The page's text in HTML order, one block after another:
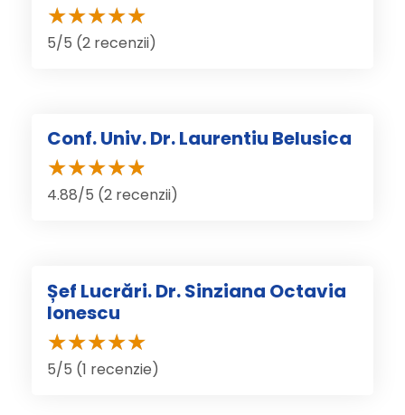
5/5 (2 recenzii)
Conf. Univ. Dr. Laurentiu Belusica
4.88/5 (2 recenzii)
Șef Lucrări. Dr. Sinziana Octavia
Ionescu
5/5 (1 recenzie)